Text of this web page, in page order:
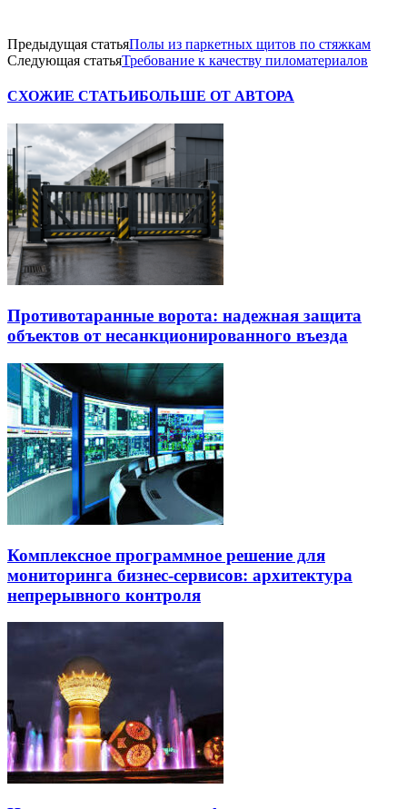
Предыдущая статьяПолы из паркетных щитов по стяжкам
Следующая статьяТребование к качеству пиломатериалов
СХОЖИЕ СТАТЬИБОЛЬШЕ ОТ АВТОРА
Противотаранные ворота: надежная защита
объектов от несанкционированного въезда
Комплексное программное решение для
мониторинга бизнес-сервисов: архитектура
непрерывного контроля